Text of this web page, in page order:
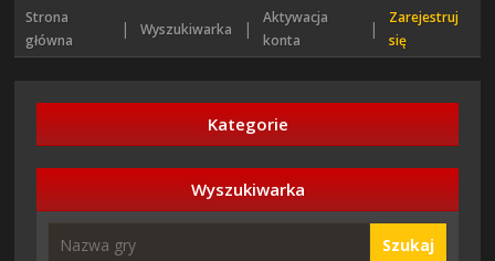
Strona
główna
| Wyszukiwarka |
Aktywacja
konta
|
Zarejestruj
się
Kategorie
Wyszukiwarka
Szukaj